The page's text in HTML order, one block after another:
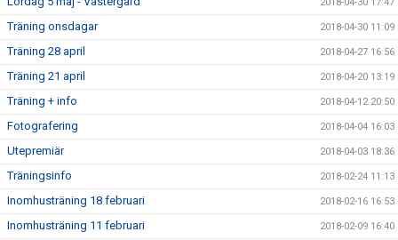
Träning onsdagar 2018-04-30 11:09
Träning 28 april 2018-04-27 16:56
Träning 21 april 2018-04-20 13:19
Träning + info 2018-04-12 20:50
Fotografering 2018-04-04 16:03
Utepremiär 2018-04-03 18:36
Träningsinfo 2018-02-24 11:13
Inomhusträning 18 februari 2018-02-16 16:53
Inomhusträning 11 februari 2018-02-09 16:40